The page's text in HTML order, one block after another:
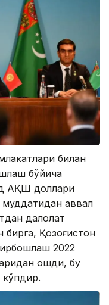
билан
бўйича
АҚШ доллари
муддатидан аввал
далолат
Қозоғистон
2022
ошди, бу
кўпдир.